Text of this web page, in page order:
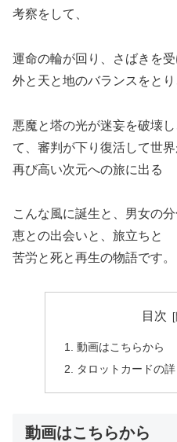
考察をして、
運命の輪が回り、さばきを
外と天と地のバランスをとり
悪魔と塔の光が迷妄を破壊
て、審判が下り復活して世
再び高い次元への旅に出る
こんな風に誕生と、男女の
恵との出会いと、旅立ちと
苦労と死と再生の物語です。
目次
動画はこちらから
タロットカードの
動画はこちらから